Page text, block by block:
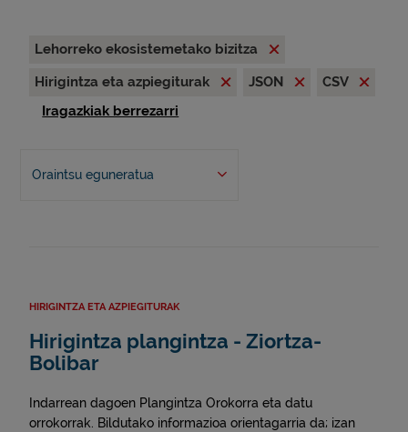
Lehorreko ekosistemetako bizitza
Hirigintza eta azpiegiturak
JSON
CSV
Iragazkiak berrezarri
Oraintsu eguneratua
HIRIGINTZA ETA AZPIEGITURAK
Hirigintza plangintza - Ziortza-
Bolibar
Indarrean dagoen Plangintza Orokorra eta datu
orrokorrak. Bildutako informazioa orientagarria da; izan